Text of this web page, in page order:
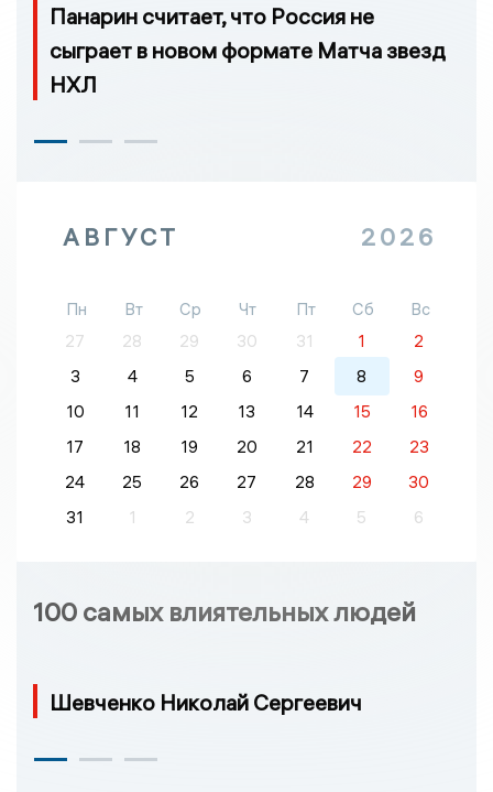
Панарин считает, что Россия не
сыграет в новом формате Матча звезд
НХЛ
АВГУСТ 2026
Пн Вт Ср Чт Пт Сб
Вс
27
28 29 30 31 1
2
3
4 5 6 7 8
9
10
11 12 13 14 15
16
17
18 19 20 21 22
23
24
25 26 27 28 29
30
31
1 2 3 4 5 6
100 самых влиятельных людей
Шевченко Николай Сергеевич